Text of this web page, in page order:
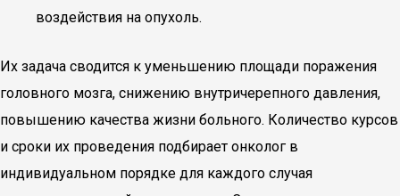
воздействия на опухоль.
Их задача сводится к уменьшению площади поражения
головного мозга, снижению внутричерепного давления,
повышению качества жизни больного. Количество курсов
и сроки их проведения подбирает онколог в
индивидуальном порядке для каждого случая